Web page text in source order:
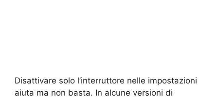
Disattivare solo l’interruttore nelle impostazioni
aiuta ma non basta. In alcune versioni di